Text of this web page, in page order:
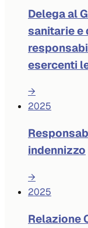
Delega al
sanitarie e
esercenti
→
2025
indennizzo
→
2025
Relazione